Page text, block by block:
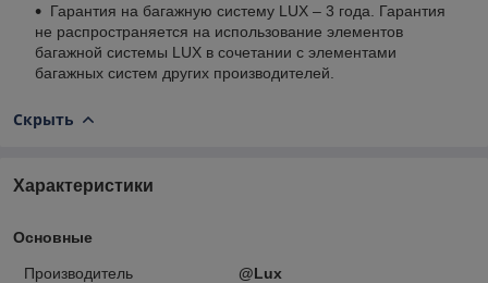
Гарантия на багажную систему LUX – 3 года. Гарантия
не распространяется на использование элементов
багажной системы LUX в сочетании с элементами
багажных систем других производителей.
Скрыть
Характеристики
Основные
Производитель
@Lux